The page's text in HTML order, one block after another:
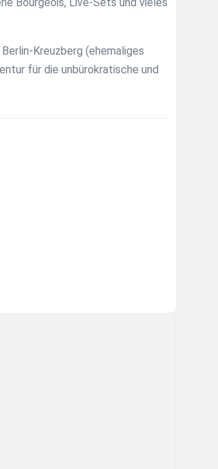
Kreuzberg (ehemaliges
für die unbürokratische und